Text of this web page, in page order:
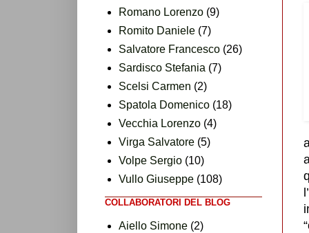
Romano Lorenzo (9)
Romito Daniele (7)
Salvatore Francesco (26)
Sardisco Stefania (7)
Scelsi Carmen (2)
Spatola Domenico (18)
Vecchia Lorenzo (4)
Virga Salvatore (5)
Volpe Sergio (10)
Vullo Giuseppe (108)
COLLABORATORI DEL BLOG
Aiello Simone (2)